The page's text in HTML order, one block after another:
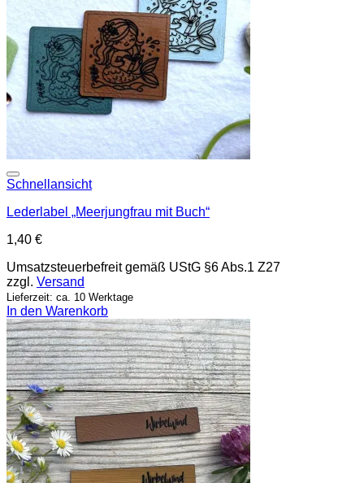
Schnellansicht
Lederlabel „Meerjungfrau mit Buch“
1,40 €
Umsatzsteuerbefreit gemäß UStG §6 Abs.1 Z27
zzgl. Versand
Lieferzeit: ca. 10 Werktage
In den Warenkorb